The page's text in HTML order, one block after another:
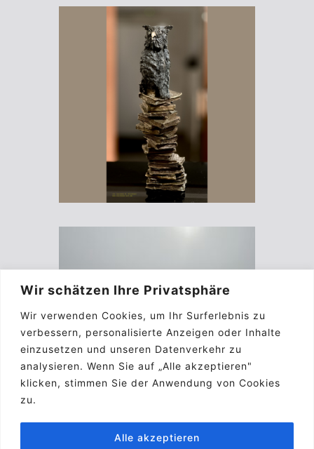
Wir schätzen Ihre Privatsphäre
Wir verwenden Cookies, um Ihr Surferlebnis zu
verbessern, personalisierte Anzeigen oder Inhalte
einzusetzen und unseren Datenverkehr zu
analysieren. Wenn Sie auf „Alle akzeptieren"
klicken, stimmen Sie der Anwendung von Cookies
zu.
Alle akzeptieren